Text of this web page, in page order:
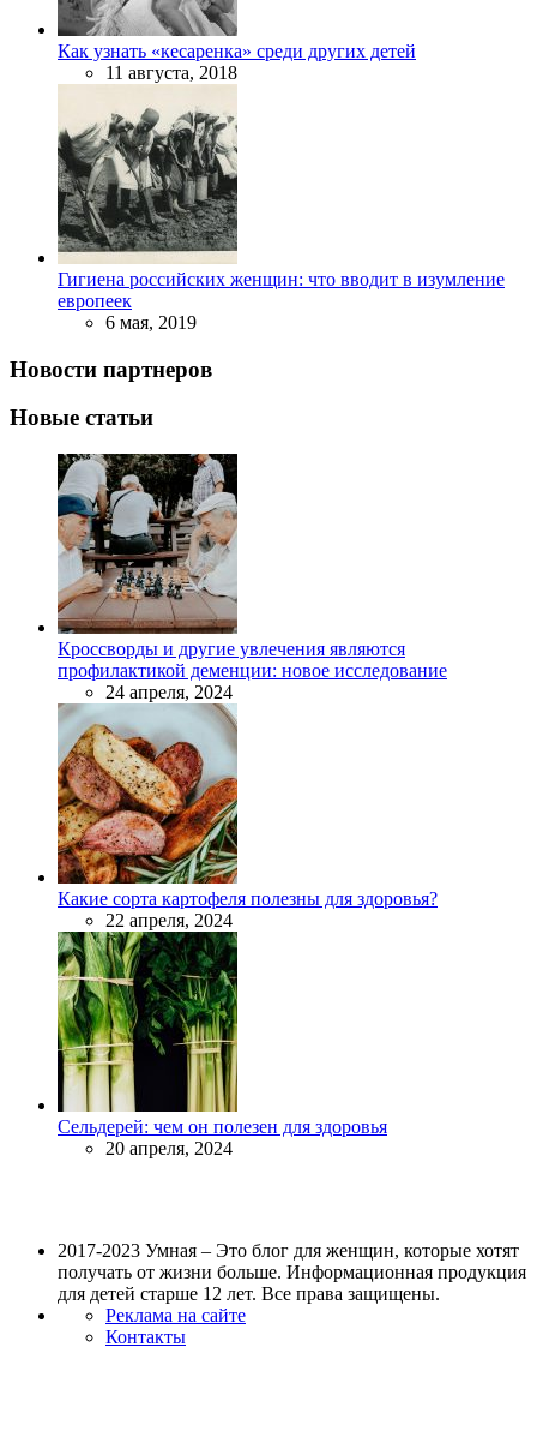
Как узнать «кесаренка» среди других детей
11 августа, 2018
Гигиена российских женщин: что вводит в изумление
европеек
6 мая, 2019
Новости партнеров
Новые статьи
Кроссворды и другие увлечения являются
профилактикой деменции: новое исследование
24 апреля, 2024
Какие сорта картофеля полезны для здоровья?
22 апреля, 2024
Сельдерей: чем он полезен для здоровья
20 апреля, 2024
2017-2023 Умная – Это блог для женщин, которые хотят
получать от жизни больше. Информационная продукция
для детей старше 12 лет. Все права защищены.
Реклама на сайте
Контакты